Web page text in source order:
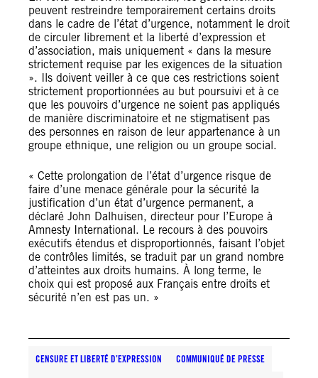
peuvent restreindre temporairement certains droits
dans le cadre de l’état d’urgence, notamment le droit
de circuler librement et la liberté d’expression et
d’association, mais uniquement « dans la mesure
strictement requise par les exigences de la situation
». Ils doivent veiller à ce que ces restrictions soient
strictement proportionnées au but poursuivi et à ce
que les pouvoirs d’urgence ne soient pas appliqués
de manière discriminatoire et ne stigmatisent pas
des personnes en raison de leur appartenance à un
groupe ethnique, une religion ou un groupe social.
« Cette prolongation de l’état d’urgence risque de
faire d’une menace générale pour la sécurité la
justification d’un état d’urgence permanent, a
déclaré John Dalhuisen, directeur pour l’Europe à
Amnesty International. Le recours à des pouvoirs
exécutifs étendus et disproportionnés, faisant l’objet
de contrôles limités, se traduit par un grand nombre
d’atteintes aux droits humains. À long terme, le
choix qui est proposé aux Français entre droits et
sécurité n’en est pas un. »
CENSURE ET LIBERTÉ D’EXPRESSION COMMUNIQUÉ DE PRESSE